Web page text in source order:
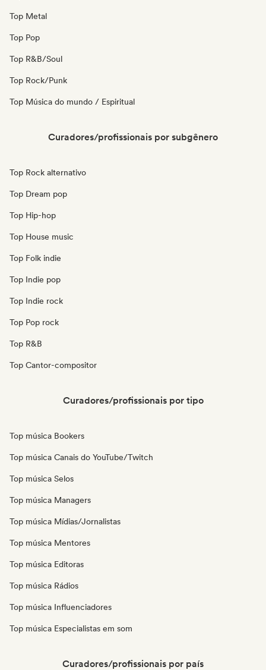
Top Metal
Top Pop
Top R&B/Soul
Top Rock/Punk
Top Música do mundo / Espiritual
Curadores/profissionais por subgênero
Top Rock alternativo
Top Dream pop
Top Hip-hop
Top House music
Top Folk indie
Top Indie pop
Top Indie rock
Top Pop rock
Top R&B
Top Cantor-compositor
Curadores/profissionais por tipo
Top música Bookers
Top música Canais do YouTube/Twitch
Top música Selos
Top música Managers
Top música Mídias/Jornalistas
Top música Mentores
Top música Editoras
Top música Rádios
Top música Influenciadores
Top música Especialistas em som
Curadores/profissionais por país